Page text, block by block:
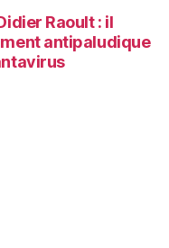
Raoult : il
antipaludique